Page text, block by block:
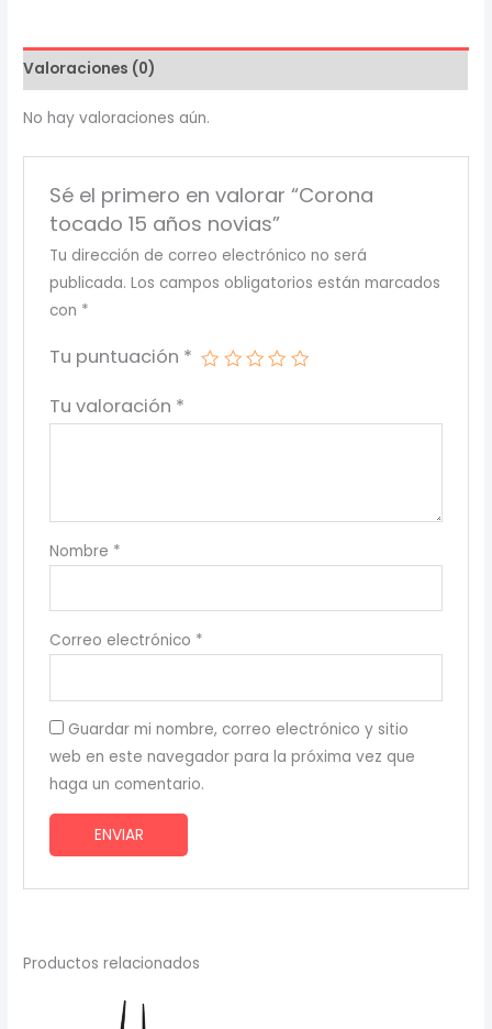
cantidad
Valoraciones (0)
No hay valoraciones aún.
Sé el primero en valorar “Corona
tocado 15 años novias”
Tu dirección de correo electrónico no será
publicada. Los campos obligatorios están marcados
con *
Tu puntuación *
Tu valoración *
Nombre *
Correo electrónico *
Guardar mi nombre, correo electrónico y sitio
web en este navegador para la próxima vez que
haga un comentario.
Productos relacionados